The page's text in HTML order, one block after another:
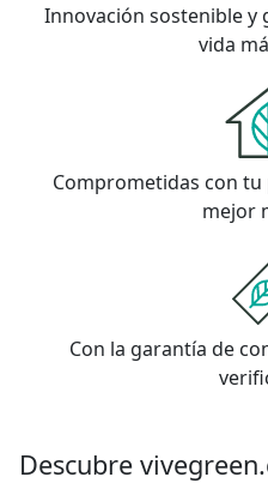
Innovación sostenible y
vida
Comprometidas con
mejor
Con la garantía de
Descubre